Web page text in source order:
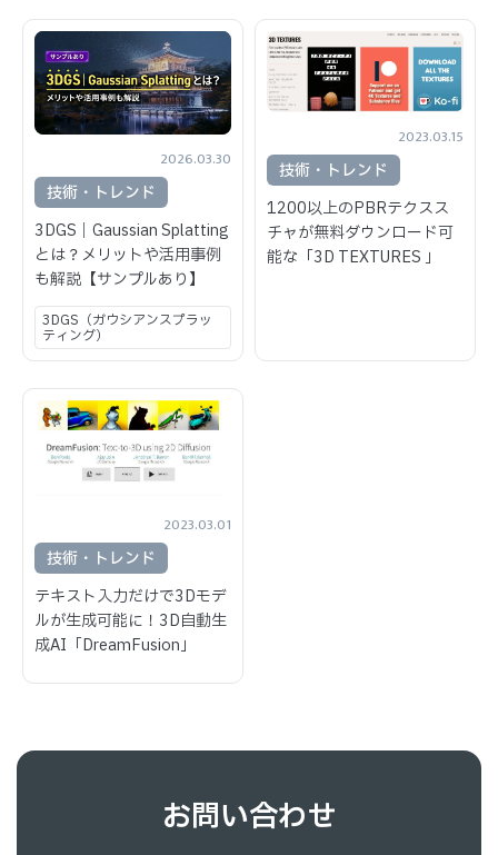
2026.03.30
技術・トレンド
3DGS｜Gaussian Splatting
とは？メリットや活用事例
も解説【サンプルあり】
3DGS（ガウシアンスプラッ
ティング）
2023.03.15
技術・トレンド
1200以上のPBRテクスス
チャが無料ダウンロード可
能な「3D TEXTURES 」
2023.03.01
技術・トレンド
テキスト入力だけで3Dモデ
ルが生成可能に！3D自動生
成AI「DreamFusion」
お問い合わせ